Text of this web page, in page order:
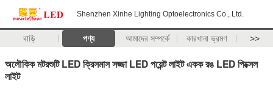
Shenzhen Xinhe Lighting Optoelectronics Co., Ltd.
বাড়ি পণ্য আমাদের সম্পর্কে কারখানা ভ্রমণ >>
অলৌকিক মটরশুটি LED ক্রিসমাস সজ্জা LED পয়েন্ট লাইট একক রঙ LED পিক্সেল
লাইট